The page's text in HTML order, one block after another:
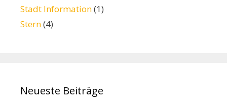
Stadt Information(1)
Stern(4)
Neueste Beiträge